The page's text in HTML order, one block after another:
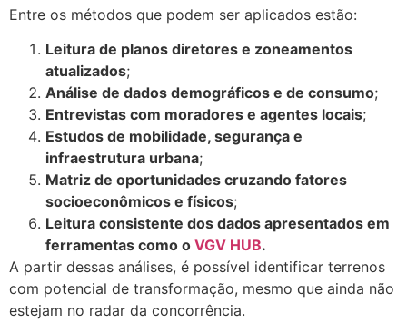
Entre os métodos que podem ser aplicados estão:
Leitura de planos diretores e zoneamentos
atualizados;
Análise de dados demográficos e de consumo;
Entrevistas com moradores e agentes locais;
Estudos de mobilidade, segurança e
infraestrutura urbana;
Matriz de oportunidades cruzando fatores
socioeconômicos e físicos;
Leitura consistente dos dados apresentados em
ferramentas como o VGV HUB.
A partir dessas análises, é possível identificar terrenos
com potencial de transformação, mesmo que ainda não
estejam no radar da concorrência.